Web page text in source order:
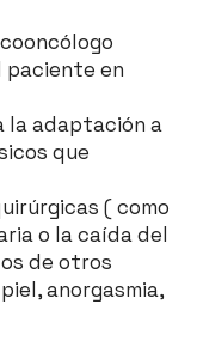
paciente en
la adaptación a
que
( como
o la caída del
de otros
anorgasmia,